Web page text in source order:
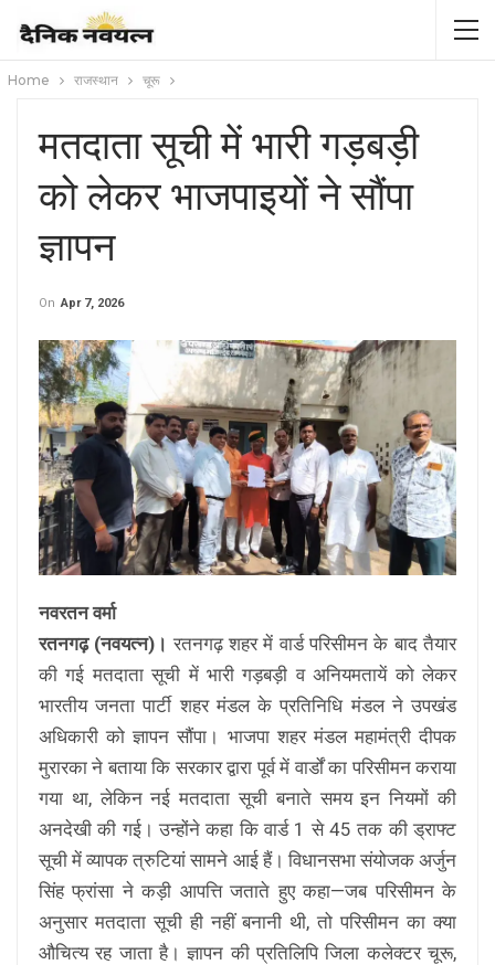
Home राजस्थान चूरू
मतदाता सूची में भारी गड़बड़ी
को लेकर भाजपाइयों ने सौंपा
ज्ञापन
On Apr 7, 2026
नवरतन वर्मा
रतनगढ़ (नवयत्न)। रतनगढ़ शहर में वार्ड परिसीमन के बाद तैयार
की गई मतदाता सूची में भारी गड़बड़ी व अनियमतायें को लेकर
भारतीय जनता पार्टी शहर मंडल के प्रतिनिधि मंडल ने उपखंड
अधिकारी को ज्ञापन सौंपा। भाजपा शहर मंडल महामंत्री दीपक
मुरारका ने बताया कि सरकार द्वारा पूर्व में वार्डों का परिसीमन कराया
गया था, लेकिन नई मतदाता सूची बनाते समय इन नियमों की
अनदेखी की गई। उन्होंने कहा कि वार्ड 1 से 45 तक की ड्राफ्ट
सूची में व्यापक त्रुटियां सामने आई हैं। विधानसभा संयोजक अर्जुन
सिंह फ्रांसा ने कड़ी आपत्ति जताते हुए कहा—जब परिसीमन के
अनुसार मतदाता सूची ही नहीं बनानी थी, तो परिसीमन का क्या
औचित्य रह जाता है। ज्ञापन की प्रतिलिपि जिला कलेक्टर चूरू,